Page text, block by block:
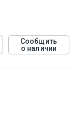
Сообщить
о наличии